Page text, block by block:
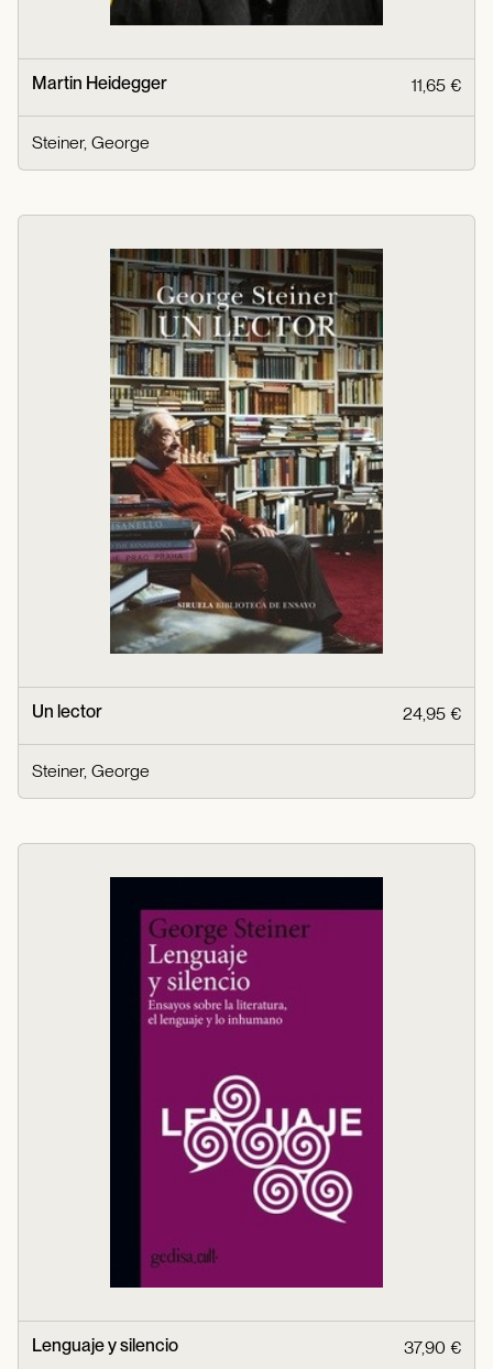
Martin Heidegger 11,65 €
Steiner, George
Un lector 24,95 €
Steiner, George
Lenguaje y silencio 37,90 €